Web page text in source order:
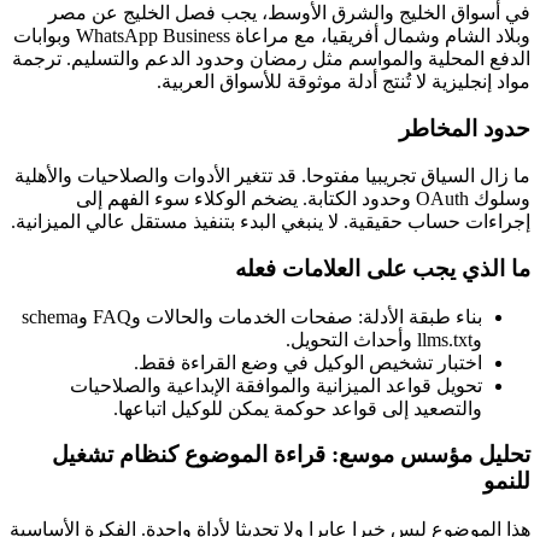
في أسواق الخليج والشرق الأوسط، يجب فصل الخليج عن مصر
وبلاد الشام وشمال أفريقيا، مع مراعاة WhatsApp Business وبوابات
الدفع المحلية والمواسم مثل رمضان وحدود الدعم والتسليم. ترجمة
مواد إنجليزية لا تُنتج أدلة موثوقة للأسواق العربية.
حدود المخاطر
ما زال السياق تجريبيا مفتوحا. قد تتغير الأدوات والصلاحيات والأهلية
وسلوك OAuth وحدود الكتابة. يضخم الوكلاء سوء الفهم إلى
إجراءات حساب حقيقية. لا ينبغي البدء بتنفيذ مستقل عالي الميزانية.
ما الذي يجب على العلامات فعله
بناء طبقة الأدلة: صفحات الخدمات والحالات وFAQ وschema
وllms.txt وأحداث التحويل.
اختبار تشخيص الوكيل في وضع القراءة فقط.
تحويل قواعد الميزانية والموافقة الإبداعية والصلاحيات
والتصعيد إلى قواعد حوكمة يمكن للوكيل اتباعها.
تحليل مؤسس موسع: قراءة الموضوع كنظام تشغيل
للنمو
هذا الموضوع ليس خبرا عابرا ولا تحديثا لأداة واحدة. الفكرة الأساسية